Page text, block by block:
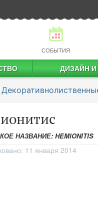
СОБЫТИЯ
ДИЗАЙН
НАЗВАНИЕ: HEMIONITIS
11 января 2014